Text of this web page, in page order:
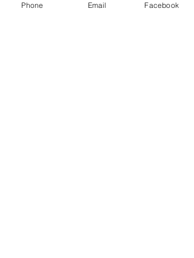
Phone Email Facebook